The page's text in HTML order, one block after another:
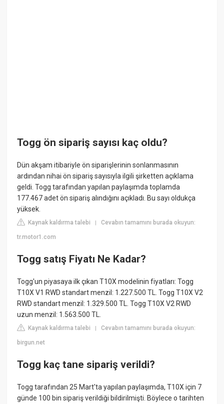
Togg ön sipariş sayısı kaç oldu?
Dün akşam itibariyle ön siparişlerinin sonlanmasının
ardından nihai ön sipariş sayısıyla ilgili şirketten açıklama
geldi. Togg tarafından yapılan paylaşımda toplamda
177.467 adet ön sipariş alındığını açıkladı. Bu sayı oldukça
yüksek.
Kaynak kaldırma talebi |Cevabın tamamını burada okuyun:
tr.motor1.com
Togg satış Fiyatı Ne Kadar?
Togg'un piyasaya ilk çıkan T10X modelinin fiyatları: Togg
T10X V1 RWD standart menzil: 1.227.500 TL. Togg T10X V2
RWD standart menzil: 1.329.500 TL. Togg T10X V2 RWD
uzun menzil: 1.563.500 TL.
Kaynak kaldırma talebi |Cevabın tamamını burada okuyun:
birgun.net
Togg kaç tane sipariş verildi?
Togg tarafından 25 Mart'ta yapılan paylaşımda, T10X için 7
günde 100 bin sipariş verildiği bildirilmişti. Böylece o tarihten